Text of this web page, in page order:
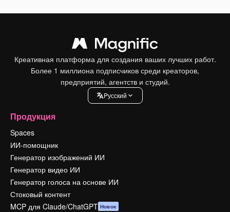
Креативная платформа для создания ваших лучших работ.
Более 1 миллиона подписчиков среди креаторов,
предприятий, агентств и студий.
Pусский
Продукция
Spaces
ИИ-помощник
Генератор изображений ИИ
Генератор видео ИИ
Генератор голоса на основе ИИ
Стоковый контент
MCP для Claude/ChatGPT Новое